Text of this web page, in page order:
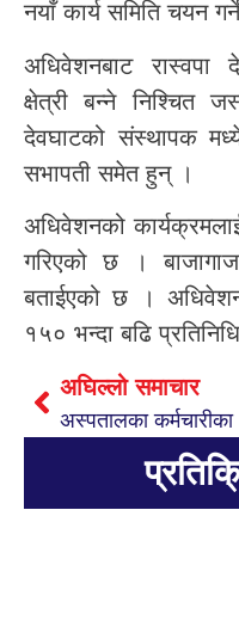
नयाँ कार्य समिति चयन
अधिवेशनबाट रास्वपा
क्षेत्री बन्ने निश्चित
देवघाटको संस्थापक
सभापती समेत हुन् ।
अधिवेशनको
गरिएको छ ।
बताईएको छ ।
१५० भन्दा बढि
अघिल्लो समाचार